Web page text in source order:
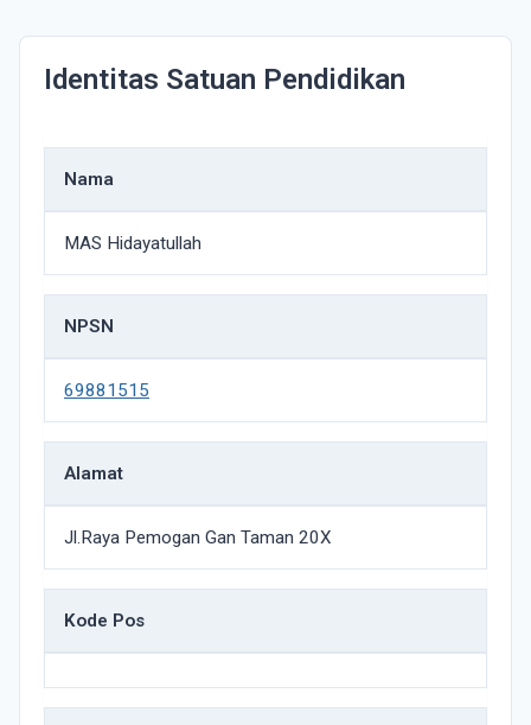
Identitas Satuan Pendidikan
Nama
MAS Hidayatullah
NPSN
69881515
Alamat
Jl.Raya Pemogan Gan Taman 20X
Kode Pos